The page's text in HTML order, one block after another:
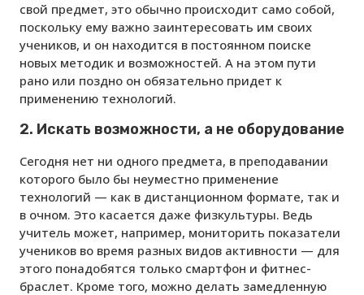
свой предмет, это обычно происходит само собой,
поскольку ему важно заинтересовать им своих
учеников, и он находится в постоянном поиске
новых методик и возможностей. А на этом пути
рано или поздно он обязательно придет к
применению технологий.
2. Искать возможности, а не оборудование
Сегодня нет ни одного предмета, в преподавании
которого было бы неуместно применение
технологий — как в дистанционном формате, так и
в очном. Это касается даже физкультуры. Ведь
учитель может, например, мониторить показатели
учеников во время разных видов активности — для
этого понадобятся только смартфон и фитнес-
браслет. Кроме того, можно делать замедленную